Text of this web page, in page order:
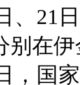
21日
别在
国家